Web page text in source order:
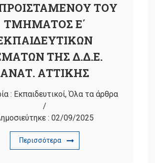
ΤΟΥ
ΤΜΗΜΑΤΟΣ Ε΄
ΤΗΣ Δ.Δ.Ε.
ΑΝΑΤ. ΑΤΤΙΚΗΣ
: Εκπαιδευτικοί,Όλα τα άρθρα
/
: 02/09/2025
Περισσότερα